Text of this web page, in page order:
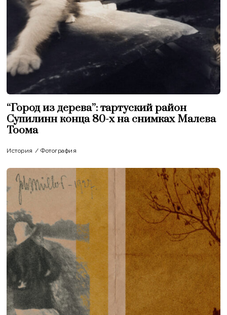
“Город из дерева”: тартуский район
Супилинн конца 80-х на снимках Малева
Тоома
История / Фотография